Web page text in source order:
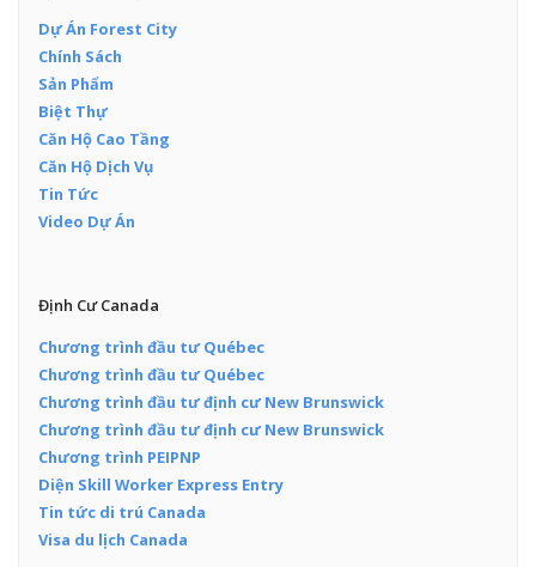
Dự Án Forest City
Chính Sách
Sản Phẩm
Biệt Thự
Căn Hộ Cao Tầng
Căn Hộ Dịch Vụ
Tin Tức
Video Dự Án
Định Cư Canada
Chương trình đầu tư Québec
Chương trình đầu tư Québec
Chương trình đầu tư định cư New Brunswick
Chương trình đầu tư định cư New Brunswick
Chương trình PEIPNP
Diện Skill Worker Express Entry
Tin tức di trú Canada
Visa du lịch Canada